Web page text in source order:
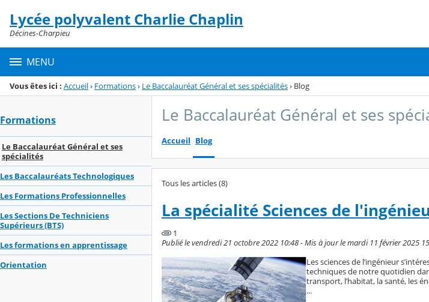
Menu de la rubrique
Contenu
Lycée polyvalent Charlie Chaplin
Décines-Charpieu
MENU
Vous êtes ici : Accueil› Formations› Le Baccalauréat Général et ses spécialités› Blog
Formations
Le Baccalauréat Général et ses
spécialités
Les Baccalauréats Technologiques
Les Formations Professionnelles
Les Sections De Techniciens
Supérieurs (BTS)
Les formations en apprentissage
Orientation
Le Baccalauréat Général et ses
Accueil Blog
Tous les articles (8)
La spécialité Sciences de
1
Publié le vendredi 21 octobre 2022 10:48 - Mis à jour le mardi 11 février 2025
Les sciences de l’ingénieur
techniques de notre quotidien
transport, l’habitat, la santé, les
...